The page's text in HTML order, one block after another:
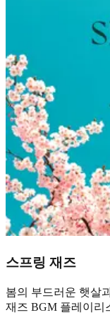
스프링 재즈
봄의 부드러운 햇살
재즈 BGM 플레이리